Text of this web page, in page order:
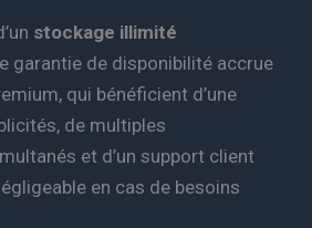
stockage illimité
garantie de disponibilité accrue
qui bénéficient d’une
de multiples
et d’un support client
en cas de besoins